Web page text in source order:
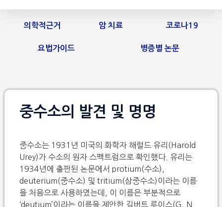
의학적근거 암 치료 코로나19
요법가이드 병증별 논문
중수소의 발견 및 명명
중수소는 1931년 미국의 화학자 해럴드 유리(Harold
Urey)가 수소의 원자 스펙트럼으로 확인했다. 유리는
1934년에 출판된 논문에서 protium(수소),
deuterium(중수소) 및 tritium(삼중수소)이라는 이름
을 처음으로 사용하였는데, 이 이름은 부분적으로
‘deutium’이라는 이름을 제안한 길버트 루이스(G. N.